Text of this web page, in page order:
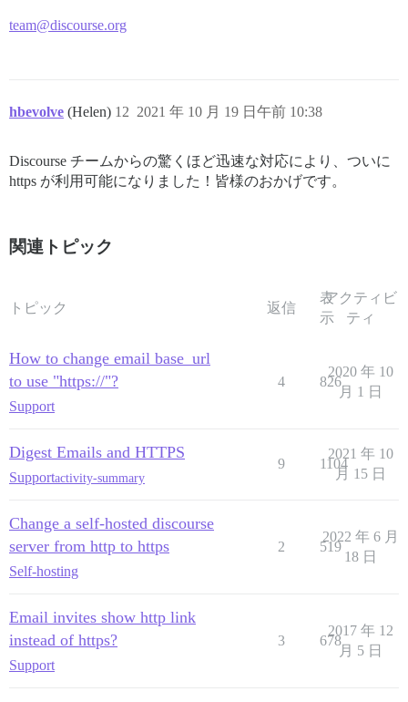
team@discourse.org
hbevolve (Helen) 2021 年 10 月 19 日午前 10:38
12
Discourse チームからの驚くほど迅速な対応により、ついに
https が利用可能になりました！皆様のおかげです。
関連トピック
トピック 返信
表
示
アクティビ
ティ
How to change email base_url
to use "https://"?
Support
4 826
2020 年 10
月 1 日
Digest Emails and HTTPS
Supportactivity-summary
9 1104
2021 年 10
月 15 日
Change a self-hosted discourse
server from http to https
Self-hosting
2 519
2022 年 6 月
18 日
Email invites show http link
instead of https?
Support
3 678
2017 年 12
月 5 日